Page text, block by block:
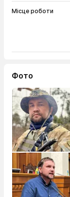
Місце роботи
Фото